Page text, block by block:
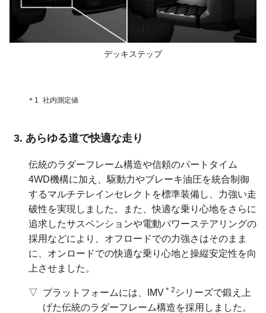
デッキステップ
＊1 社内測定値
あらゆる道で快適な走り
伝統のラダーフレーム構造や信頼のパートタイム
4WD機構に加え、駆動力やブレーキ油圧を統合制御
するマルチテレインセレクトを標準装備し、力強い走
破性を実現しました。また、快適な乗り心地をさらに
追求したサスペンションや電動パワーステアリングの
採用などにより、オフロードでの力強さはそのまま
に、オンロードでの快適な乗り心地と操縦安定性を向
上させました。
プラットフォームには、IMV ＊2 シリーズで鍛え上
げた伝統のラダーフレーム構造を採用しました。